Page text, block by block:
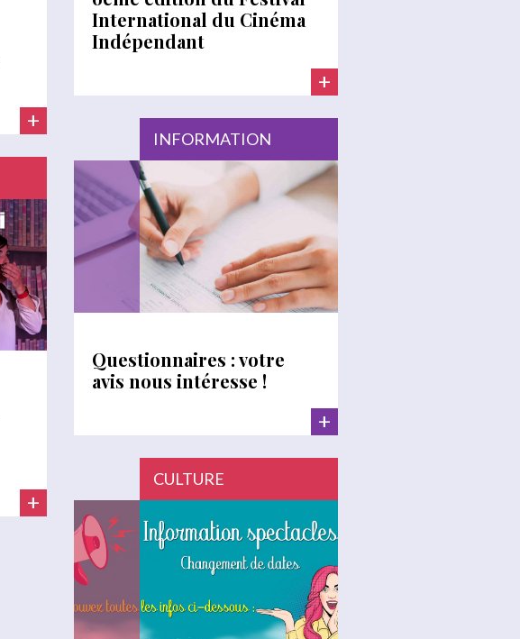
International du Cinéma
Indépendant
+
+
INFORMATION
Questionnaires : votre
avis nous intéresse !
+
+
CULTURE